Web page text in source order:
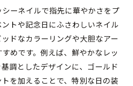
ーネイルで指先に華やかさをプ
トや記念日にふさわしいネイル
ドなカラーリングや大胆なアー
めです。例えば、鮮やかなレッ
調としたデザインに、ゴールド
を加えることで、特別な日の装